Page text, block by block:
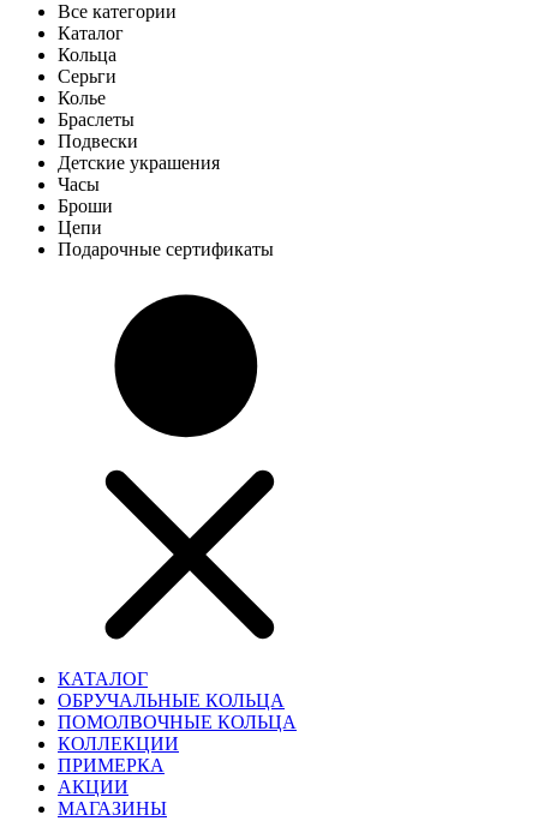
Все категории
Каталог
Кольца
Серьги
Колье
Браслеты
Подвески
Детские украшения
Часы
Броши
Цепи
Подарочные сертификаты
КАТАЛОГ
ОБРУЧАЛЬНЫЕ КОЛЬЦА
ПОМОЛВОЧНЫЕ КОЛЬЦА
КОЛЛЕКЦИИ
ПРИМЕРКА
АКЦИИ
МАГАЗИНЫ